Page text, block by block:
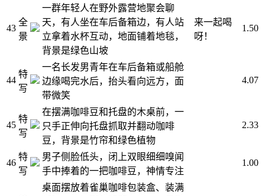
43
全
景
一群年轻人在野外露营地聚会聊
天，有人坐在车后备箱边，有人站
立拿着水杯互动，地面铺着地毯，
背景是绿色山坡
来一起喝
呀！
1.50
44
特
写
一名长发男青年在车后备箱或船舱
边缘喝完水后，抬头看向远方，面
带微笑
4.07
45
特
写
在摆满咖啡豆和托盘的木桌前，一
只手正伸向托盘抓取并翻动咖啡
豆，背景是竹帘和绿色植物
2.33
46
特
写
男子侧脸低头，闭上双眼细细嗅闻
手中捧着的一把咖啡豆，神情专注
1.00
桌面摆放着雀巢咖啡包装盒、装满